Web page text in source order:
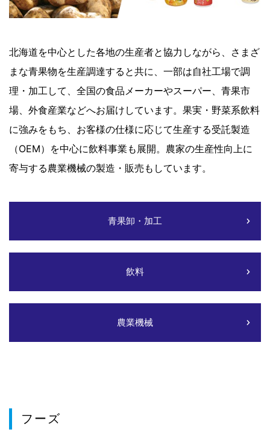
北海道を中心とした各地の生産者と協力しながら、さまざ
まな青果物を生産調達すると共に、一部は自社工場で調
理・加工して、全国の食品メーカーやスーパー、青果市
場、外食産業などへお届けしています。果実・野菜系飲料
に強みをもち、お客様の仕様に応じて生産する受託製造
（OEM）を中心に飲料事業も展開。農家の生産性向上に
寄与する農業機械の製造・販売もしています。
青果卸・加工
飲料
農業機械
フーズ